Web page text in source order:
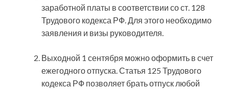
заработной платы в соответствии со ст. 128
Трудового кодекса РФ. Для этого необходимо
заявления и визы руководителя.
Выходной 1 сентября можно оформить в счет
ежегодного отпуска. Статья 125 Трудового
кодекса РФ позволяет брать отпуск любой